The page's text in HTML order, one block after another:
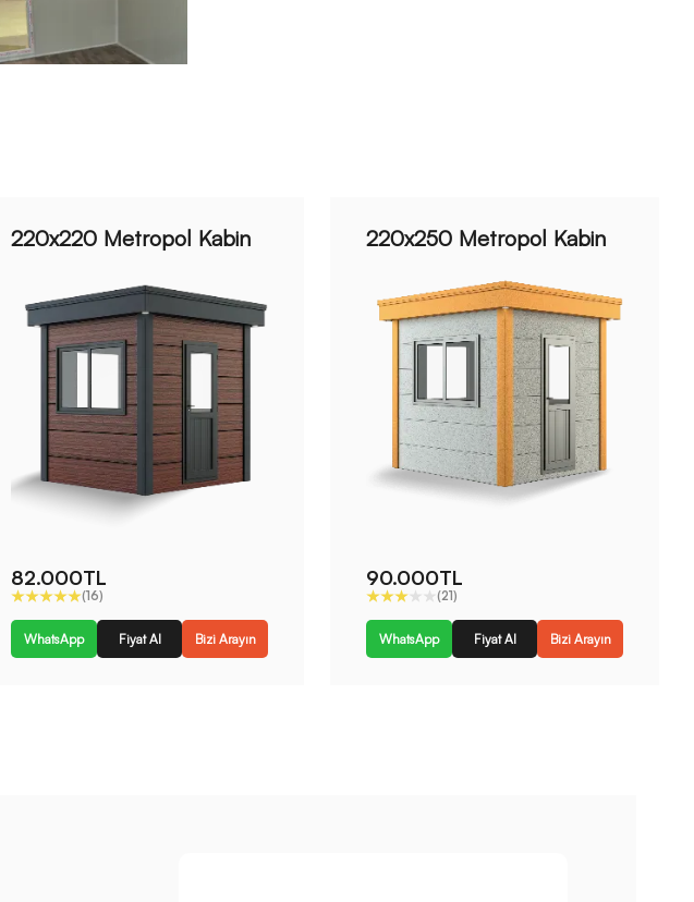
220x220 Metropol Kabin
82.000TL
(16)
WhatsApp Fiyat Al Bizi Arayın
220x250 Metropol Kabin
90.000TL
(21)
WhatsApp Fiyat Al Bizi Arayın